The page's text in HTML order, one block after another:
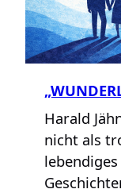
Harald
nicht als